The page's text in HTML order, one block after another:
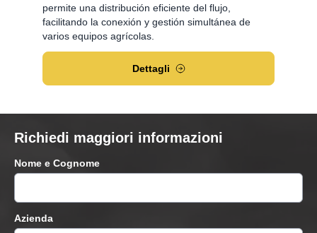
permite una distribución eficiente del flujo,
facilitando la conexión y gestión simultánea de
varios equipos agrícolas.
Dettagli
Richiedi maggiori informazioni
Nome e Cognome
Azienda